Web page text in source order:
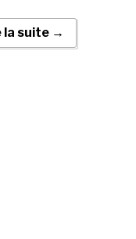
la suite →